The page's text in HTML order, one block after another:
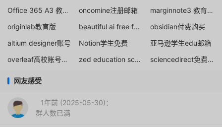
Office 365 A3 教育版订阅购买 oncomine注册邮箱
marginnote3 教育优惠
originlab教育版
beautiful ai free for students
obsidian付费购买
altium designer账号
Notion学生免费
亚马逊学生edu邮箱
overleaf高校账号购买
zed education school sciencedirect免费账号
网友感受
1年前 (2025-05-30)：
群人数已满